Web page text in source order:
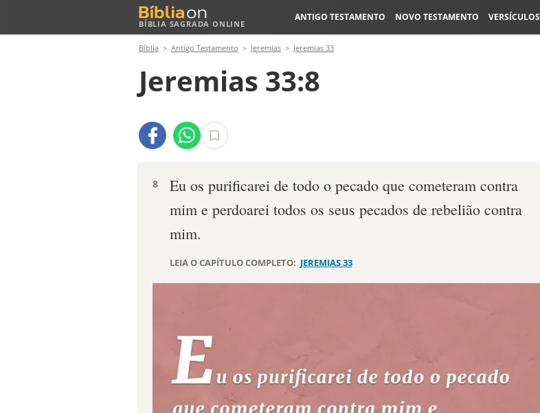
BÍBLIA SAGRADA ONLINE
ANTIGO TESTAMENTO NOVO TESTAMENTO VERSÍCULOS
Bíblia Antigo Testamento Jeremias Jeremias 33
Jeremias 33:8
8
Eu os purificarei de todo o pecado que comete­ram contra
mim e perdoarei todos os seus peca­dos de rebelião contra
mim.
LEIA O CAPÍTULO COMPLETO: JEREMIAS 33